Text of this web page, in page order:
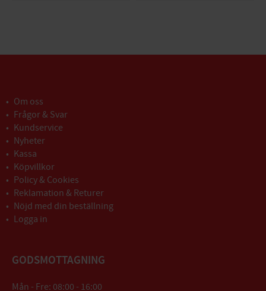
Om oss
Frågor & Svar
Kundservice
Nyheter
Kassa
Köpvillkor
Policy & Cookies
Reklamation & Returer
Nöjd med din beställning
Logga in
GODSMOTTAGNING
Mån - Fre: 08:00 - 16:00